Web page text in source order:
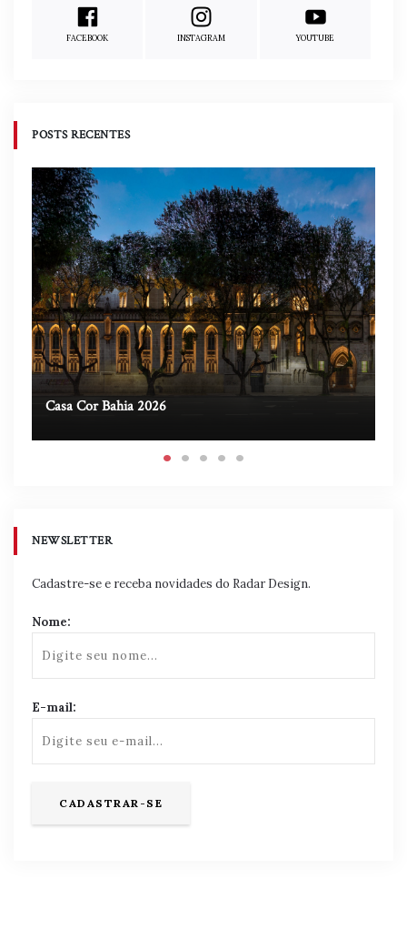
FACEBOOK INSTAGRAM YOUTUBE
POSTS RECENTES
Casa Cor Bahia 2026
NEWSLETTER
Cadastre-se e receba novidades do Radar Design.
Nome:
E-mail: